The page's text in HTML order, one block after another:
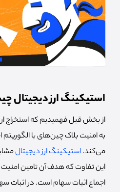
استیکینگ ارز دیجیتال
از بخش قبل فهمیدیم که استخراج
به امنیت بلاک چین‌های با الگوریتم
می‌کند.استیکینگ ارز دیجیتال
این تفاوت که هدف آن تامین امنیت
اجماع اثبات سهام است. در اثبات